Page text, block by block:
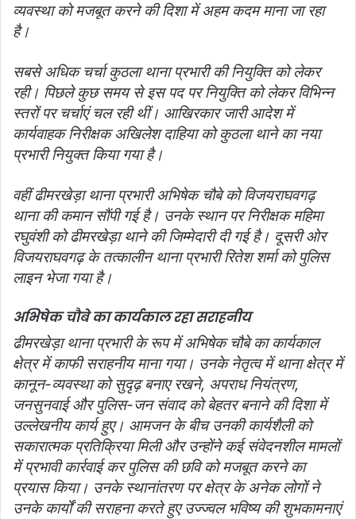
व्यवस्था को मजबूत करने की दिशा में अहम कदम माना जा रहा
है।
सबसे अधिक चर्चा कुठला थाना प्रभारी की नियुक्ति को लेकर
रही। पिछले कुछ समय से इस पद पर नियुक्ति को लेकर विभिन्न
स्तरों पर चर्चाएं चल रही थीं। आखिरकार जारी आदेश में
कार्यवाहक निरीक्षक अखिलेश दाहिया को कुठला थाने का नया
प्रभारी नियुक्त किया गया है।
वहीं ढीमरखेड़ा थाना प्रभारी अभिषेक चौबे को विजयराघवगढ़
थाना की कमान सौंपी गई है। उनके स्थान पर निरीक्षक महिमा
रघुवंशी को ढीमरखेड़ा थाने की जिम्मेदारी दी गई है। दूसरी ओर
विजयराघवगढ़ के तत्कालीन थाना प्रभारी रितेश शर्मा को पुलिस
लाइन भेजा गया है।
अभिषेक चौबे का कार्यकाल रहा सराहनीय
ढीमरखेड़ा थाना प्रभारी के रूप में अभिषेक चौबे का कार्यकाल
क्षेत्र में काफी सराहनीय माना गया। उनके नेतृत्व में थाना क्षेत्र में
कानून-व्यवस्था को सुदृढ़ बनाए रखने, अपराध नियंत्रण,
जनसुनवाई और पुलिस-जन संवाद को बेहतर बनाने की दिशा में
उल्लेखनीय कार्य हुए। आमजन के बीच उनकी कार्यशैली को
सकारात्मक प्रतिक्रिया मिली और उन्होंने कई संवेदनशील मामलों
में प्रभावी कार्रवाई कर पुलिस की छवि को मजबूत करने का
प्रयास किया। उनके स्थानांतरण पर क्षेत्र के अनेक लोगों ने
उनके कार्यों की सराहना करते हुए उज्ज्वल भविष्य की शुभकामनाएं